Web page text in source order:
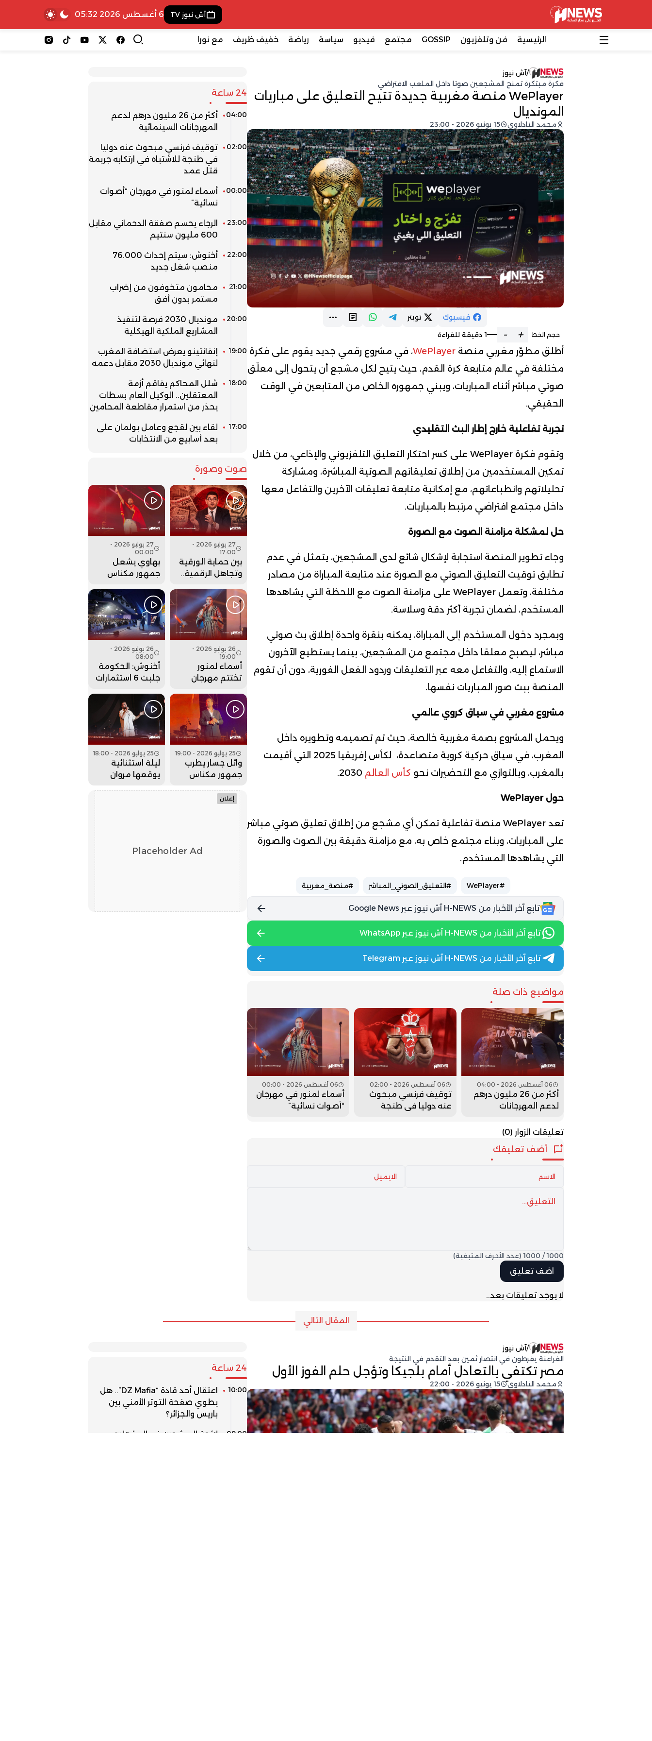
آش نيوز TV 6 أغسطس 2026 05:32
الرئيسية فن وتلفزيون GOSSIP مجتمع فيديو سياسة رياضة خفيف ظريف مع نورا
/آش نيوز
فكرة مبتكرة تمنح المشجعين صوتا داخل الملعب الافتراضي
WePlayer منصة مغربية جديدة تتيح التعليق على مباريات
المونديال
محمد التادلاوي 15 يونيو 2026 - 23:00
فيسبوك تويتر
حجم الخط +
- 1 دقيقة للقراءة
أطلق مطوّر مغربي منصة WePlayer، في مشروع رقمي جديد يقوم على فكرة
مختلفة في عالم متابعة كرة القدم، حيث يتيح لكل مشجع أن يتحول إلى معلّق
صوتي مباشر أثناء المباريات، ويبني جمهوره الخاص من المتابعين في الوقت
الحقيقي.
تجربة تفاعلية خارج إطار البث التقليدي
وتقوم فكرة WePlayer على كسر احتكار التعليق التلفزيوني والإذاعي، من خلال
تمكين المستخدمين من إطلاق تعليقاتهم الصوتية المباشرة، ومشاركة
تحليلاتهم وانطباعاتهم، مع إمكانية متابعة تعليقات الآخرين والتفاعل معها
داخل مجتمع افتراضي مرتبط بالمباريات.
حل لمشكلة مزامنة الصوت مع الصورة
وجاء تطوير المنصة استجابة لإشكال شائع لدى المشجعين، يتمثل في عدم
تطابق توقيت التعليق الصوتي مع الصورة عند متابعة المباراة من مصادر
مختلفة، وتعمل WePlayer على مزامنة الصوت مع اللحظة التي يشاهدها
المستخدم، لضمان تجربة أكثر دقة وسلاسة.
وبمجرد دخول المستخدم إلى المباراة، يمكنه بنقرة واحدة إطلاق بث صوتي
مباشر، ليصبح معلقا داخل مجتمع من المشجعين، بينما يستطيع الآخرون
الاستماع إليه، والتفاعل معه عبر التعليقات وردود الفعل الفورية، دون أن تقوم
المنصة ببث صور المباريات نفسها.
مشروع مغربي في سياق كروي عالمي
ويحمل المشروع بصمة مغربية خالصة، حيث تم تصميمه وتطويره داخل
المغرب، في سياق حركية كروية متصاعدة، لكأس إفريقيا 2025 التي أقيمت
بالمغرب، وبالتوازي مع التحضيرات نحو كأس العالم
حول WePlayer
تعد WePlayer منصة تفاعلية تمكن أي مشجع من إطلاق تعليق صوتي مباشر
على المباريات، وبناء مجتمع خاص به، مع مزامنة دقيقة بين الصوت والصورة
التي يشاهدها المستخدم.
#WePlayer #التعليق_الصوتي_المباشر #منصة_مغربية
تابع آخر الأخبار من H-NEWS آش نيوز عبر Google News
تابع آخر الأخبار من H-NEWS آش نيوز عبر WhatsApp
تابع آخر الأخبار من H-NEWS آش نيوز عبر Telegram
مواضيع ذات صلة
06 أغسطس 2026 - 04:00
أكثر من 26 مليون درهم
لدعم المهرجانات
06 أغسطس 2026 - 02:00
توقيف فرنسي مبحوث
عنه دوليا في طنجة
06 أغسطس 2026 - 00:00
أسماء لمنور في مهرجان
“أصوات نسائية”
تعليقات الزوار (0)
أضف تعليقك
1000
/
1000 (عدد الأحرف المتبقية)
لا يوجد تعليقات بعد..
24 ساعة
04:00
أكثر من 26 مليون درهم لدعم
المهرجانات السينمائية
02:00
توقيف فرنسي مبحوث عنه دوليا
في طنجة للاشتباه في ارتكابه جريمة
قتل عمد
00:00
أسماء لمنور في مهرجان “أصوات
نسائية”
23:00
الرجاء يحسم صفقة الدحماني مقابل
600 مليون سنتيم
22:00
أخنوش: سيتم إحداث 76.000
منصب شغل جديد
21:00
محامون متخوفون من إضراب
مستمر بدون أفق
20:00
مونديال 2030 فرصة لتنفيذ
المشاريع الملكية الهيكلية
19:00
إنفانتينو يعرض استضافة المغرب
لنهائي مونديال 2030 مقابل دعمه
18:00
شلل المحاكم يفاقم أزمة
المعتقلين.. الوكيل العام بسطات
يحذر من استمرار مقاطعة المحامين
17:00
لقاء بين لقجع وعامل بولمان على
بعد أسابيع من الانتخابات
صوت وصورة
27 يوليو 2026 -
17:00
بين حماية الورقية
وتجاهل الرقمية..
بنسعيد عقارب
الساعة إلى الوراء؟
27 يوليو 2026 -
00:00
بهاوي يشعل
جمهور مكناس
عيساوة.. فيديو
26 يوليو 2026 -
19:00
أسماء لمنور
تختتم مهرجان
جماهيري كبير..
فيديو
26 يوليو 2026 -
08:00
أخنوش: الحكومة
جلبت 6 استثمارات
وادي الذهب
25 يوليو 2026 - 19:00
وائل جسار يطرب
جمهور مكناس
فيديو
25 يوليو 2026 - 18:00
ليلة استثنائية
يوقعها مروان
إعلان
Placeholder Ad
المقال التالي
/آش نيوز
الفراعنة يفرطون في انتصار ثمين بعد التقدم في النتيجة
مصر تكتفي بالتعادل أمام بلجيكا وتؤجل حلم الفوز الأول
محمد التادلاوي 15 يونيو 2026 - 22:00
24 ساعة
10:00
اعتقال أحد قادة “DZ Mafia”.. هل
يطوي صفحة التوتر الأمني بين
باريس والجزائر؟
09:00
لائحة المرشحين غير المؤهلين